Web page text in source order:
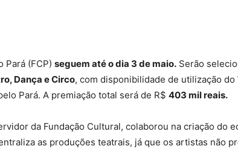
Pará (FCP) seguem até o dia 3 de maio. Serão
Dança e Circo, com disponibilidade de utilização do
Pará. A premiação total será de R$ 403 mil reais.
da Fundação Cultural, colaborou na criação do
as produções teatrais, já que os artistas não